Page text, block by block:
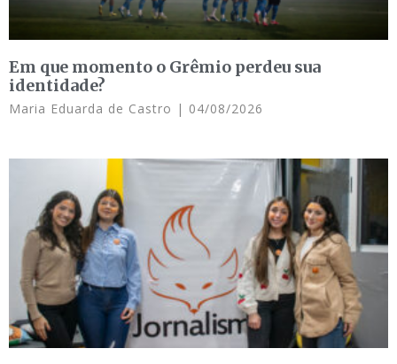
Em que momento o Grêmio perdeu sua
identidade?
Maria Eduarda de Castro 04/08/2026